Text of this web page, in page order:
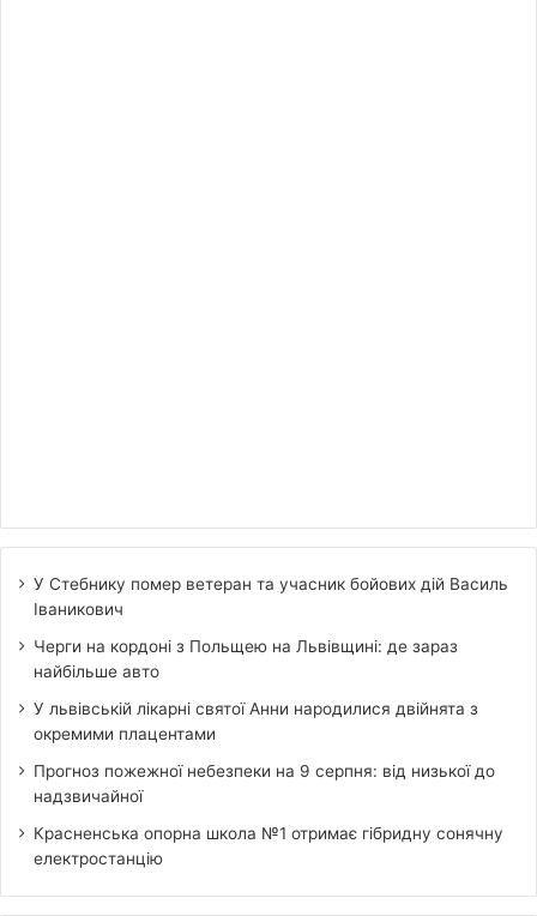
У Стебнику помер ветеран та учасник бойових дій Василь
Іваникович
Черги на кордоні з Польщею на Львівщині: де зараз
найбільше авто
У львівській лікарні святої Анни народилися двійнята з
окремими плацентами
Прогноз пожежної небезпеки на 9 серпня: від низької до
надзвичайної
Красненська опорна школа №1 отримає гібридну сонячну
електростанцію